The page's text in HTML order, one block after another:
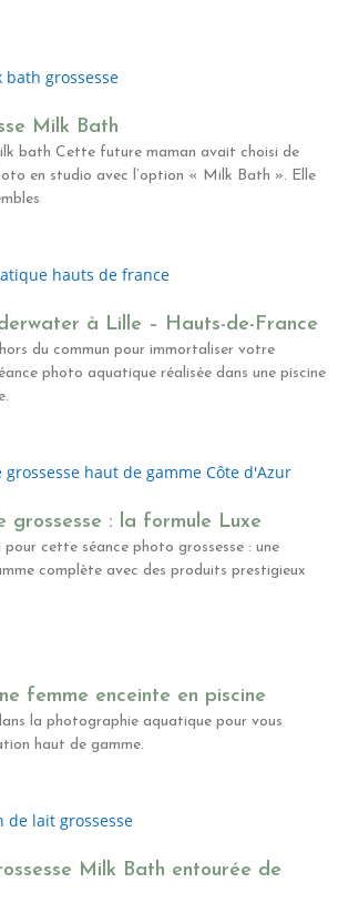
Milk Bath
bath Cette future maman avait choisi de
en studio avec l’option « Milk Bath ». Elle
à Lille – Hauts-de-France
du commun pour immortaliser votre
photo aquatique réalisée dans une piscine
grossesse : la formule Luxe
cette séance photo grossesse : une
complète avec des produits prestigieux
femme enceinte en piscine
la photographie aquatique pour vous
haut de gamme.
Milk Bath entourée de